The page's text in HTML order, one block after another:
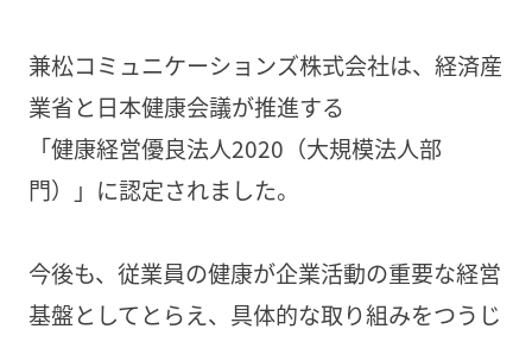
兼松コミュニケーションズ株式会社は、経済産
業省と日本健康会議が推進する
「健康経営優良法人2020（大規模法人部
門）」に認定されました。
今後も、従業員の健康が企業活動の重要な経営
基盤としてとらえ、具体的な取り組みをつうじ